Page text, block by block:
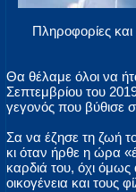
Πληροφορίες
Θα θέλαμε όλοι να
Σεπτεμβρίου του
γεγονός που βύθισε
Σα να έζησε τη ζωή
κι όταν ήρθε η ώρα
καρδιά του, όχι
οικογένεια και τους